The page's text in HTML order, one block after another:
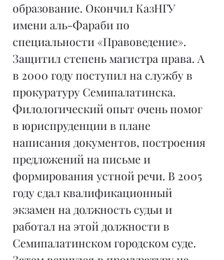
образование. Окончил КазНГУ
имени аль-Фараби по
специальности «Правоведение».
Защитил степень магистра права. А
в 2000 году поступил на службу в
прокуратуру Семипалатинска.
Филологический опыт очень помог
в юриспруденции в плане
написания документов, построения
предложений на письме и
формирования устной речи. В 2005
году сдал квалификационный
экзамен на должность судьи и
работал на этой должности в
Семипалатинском городском суде.